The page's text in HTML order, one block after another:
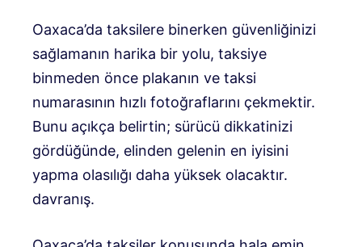
Oaxaca’da taksilere binerken güvenliğinizi
sağlamanın harika bir yolu, taksiye
binmeden önce plakanın ve taksi
numarasının hızlı fotoğraflarını çekmektir.
Bunu açıkça belirtin; sürücü dikkatinizi
gördüğünde, elinden gelenin en iyisini
yapma olasılığı daha yüksek olacaktır.
davranış.